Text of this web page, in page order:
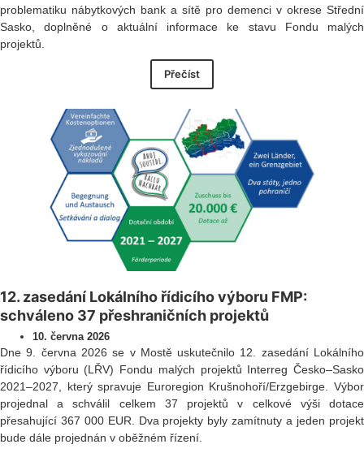
problematiku nábytkových bank a sítě pro demenci v okrese Střední
Sasko, doplněné o aktuální informace ke stavu Fondu malých
projektů.
Přečíst
12. zasedání Lokálního řídicího výboru FMP:
schváleno 37 přeshraničních projektů
10. června 2026
Dne 9. června 2026 se v Mostě uskutečnilo 12. zasedání Lokálního
řídicího výboru (LŘV) Fondu malých projektů Interreg Česko–Sasko
2021–2027, který spravuje Euroregion Krušnohoří/Erzgebirge. Výbor
projednal a schválil celkem 37 projektů v celkové výši dotace
přesahující 367 000 EUR. Dva projekty byly zamítnuty a jeden projekt
bude dále projednán v oběžném řízení.